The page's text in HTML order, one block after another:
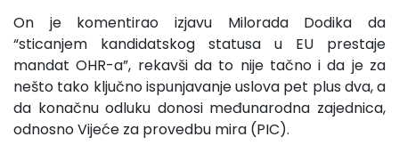
On je komentirao izjavu Milorada Dodika da
“sticanjem kandidatskog statusa u EU prestaje
mandat OHR-a”, rekavši da to nije tačno i da je za
nešto tako ključno ispunjavanje uslova pet plus dva, a
da konačnu odluku donosi međunarodna zajednica,
odnosno Vijeće za provedbu mira (PIC).